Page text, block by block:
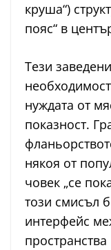
круша“)
пояс“ в
Тези
нуждата от
показност.
някоя от
човек „се
този смисъл
интерфейс